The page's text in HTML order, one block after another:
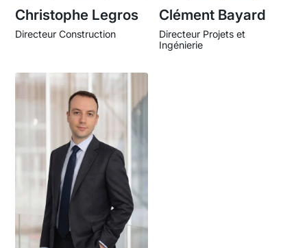
Christophe Legros
Directeur Construction
Clément Bayard
Directeur Projets et
Ingénierie